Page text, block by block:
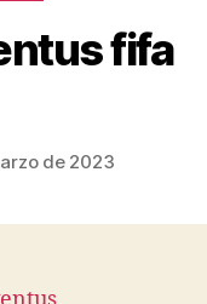
fifa
de 2023